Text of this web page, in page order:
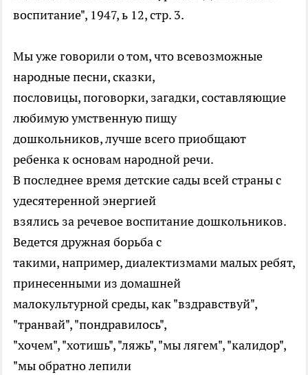
воспитание", 1947, ь 12, стр. 3.
Мы уже говорили о том, что всевозможные
народные песни, сказки,
пословицы, поговорки, загадки, составляющие
любимую умственную пищу
дошкольников, лучше всего приобщают
ребенка к основам народной речи.
В последнее время детские сады всей страны с
удесятеренной энергией
взялись за речевое воспитание дошкольников.
Ведется дружная борьба с
такими, например, диалектизмами малых ребят,
принесенными из домашней
малокультурной среды, как "вздравствуй",
"транвай", "пондравилось",
"хочем", "хотишь", "ляжь", "мы лягем", "калидор",
"мы обратно лепили